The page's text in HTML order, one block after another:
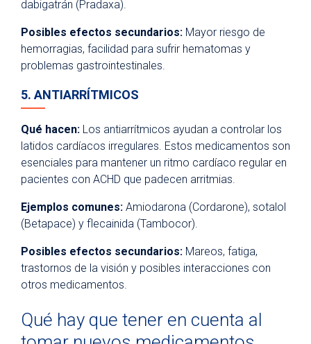
dabigatrán (Pradaxa).
Posibles efectos secundarios: Mayor riesgo de
hemorragias, facilidad para sufrir hematomas y
problemas gastrointestinales.
5. ANTIARRÍTMICOS
Qué hacen: Los antiarrítmicos ayudan a controlar los
latidos cardíacos irregulares. Estos medicamentos son
esenciales para mantener un ritmo cardíaco regular en
pacientes con ACHD que padecen arritmias.
Ejemplos comunes: Amiodarona (Cordarone), sotalol
(Betapace) y flecainida (Tambocor).
Posibles efectos secundarios: Mareos, fatiga,
trastornos de la visión y posibles interacciones con
otros medicamentos.
Qué hay que tener en cuenta al